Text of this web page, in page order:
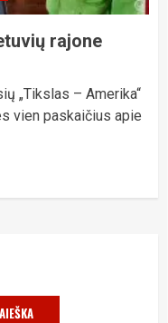
rajone
„Tikslas – Amerika“
vien paskaičius apie